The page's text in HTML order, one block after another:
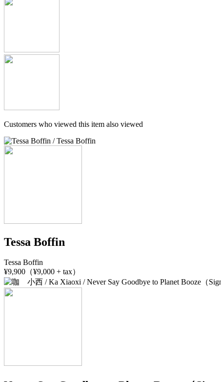
Customers who viewed this item also viewed
Tessa Boffin
Tessa Boffin
¥9,900（¥9,000 + tax）